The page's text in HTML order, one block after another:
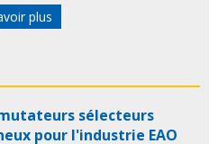
plus
sélecteurs
pour l'industrie EAO